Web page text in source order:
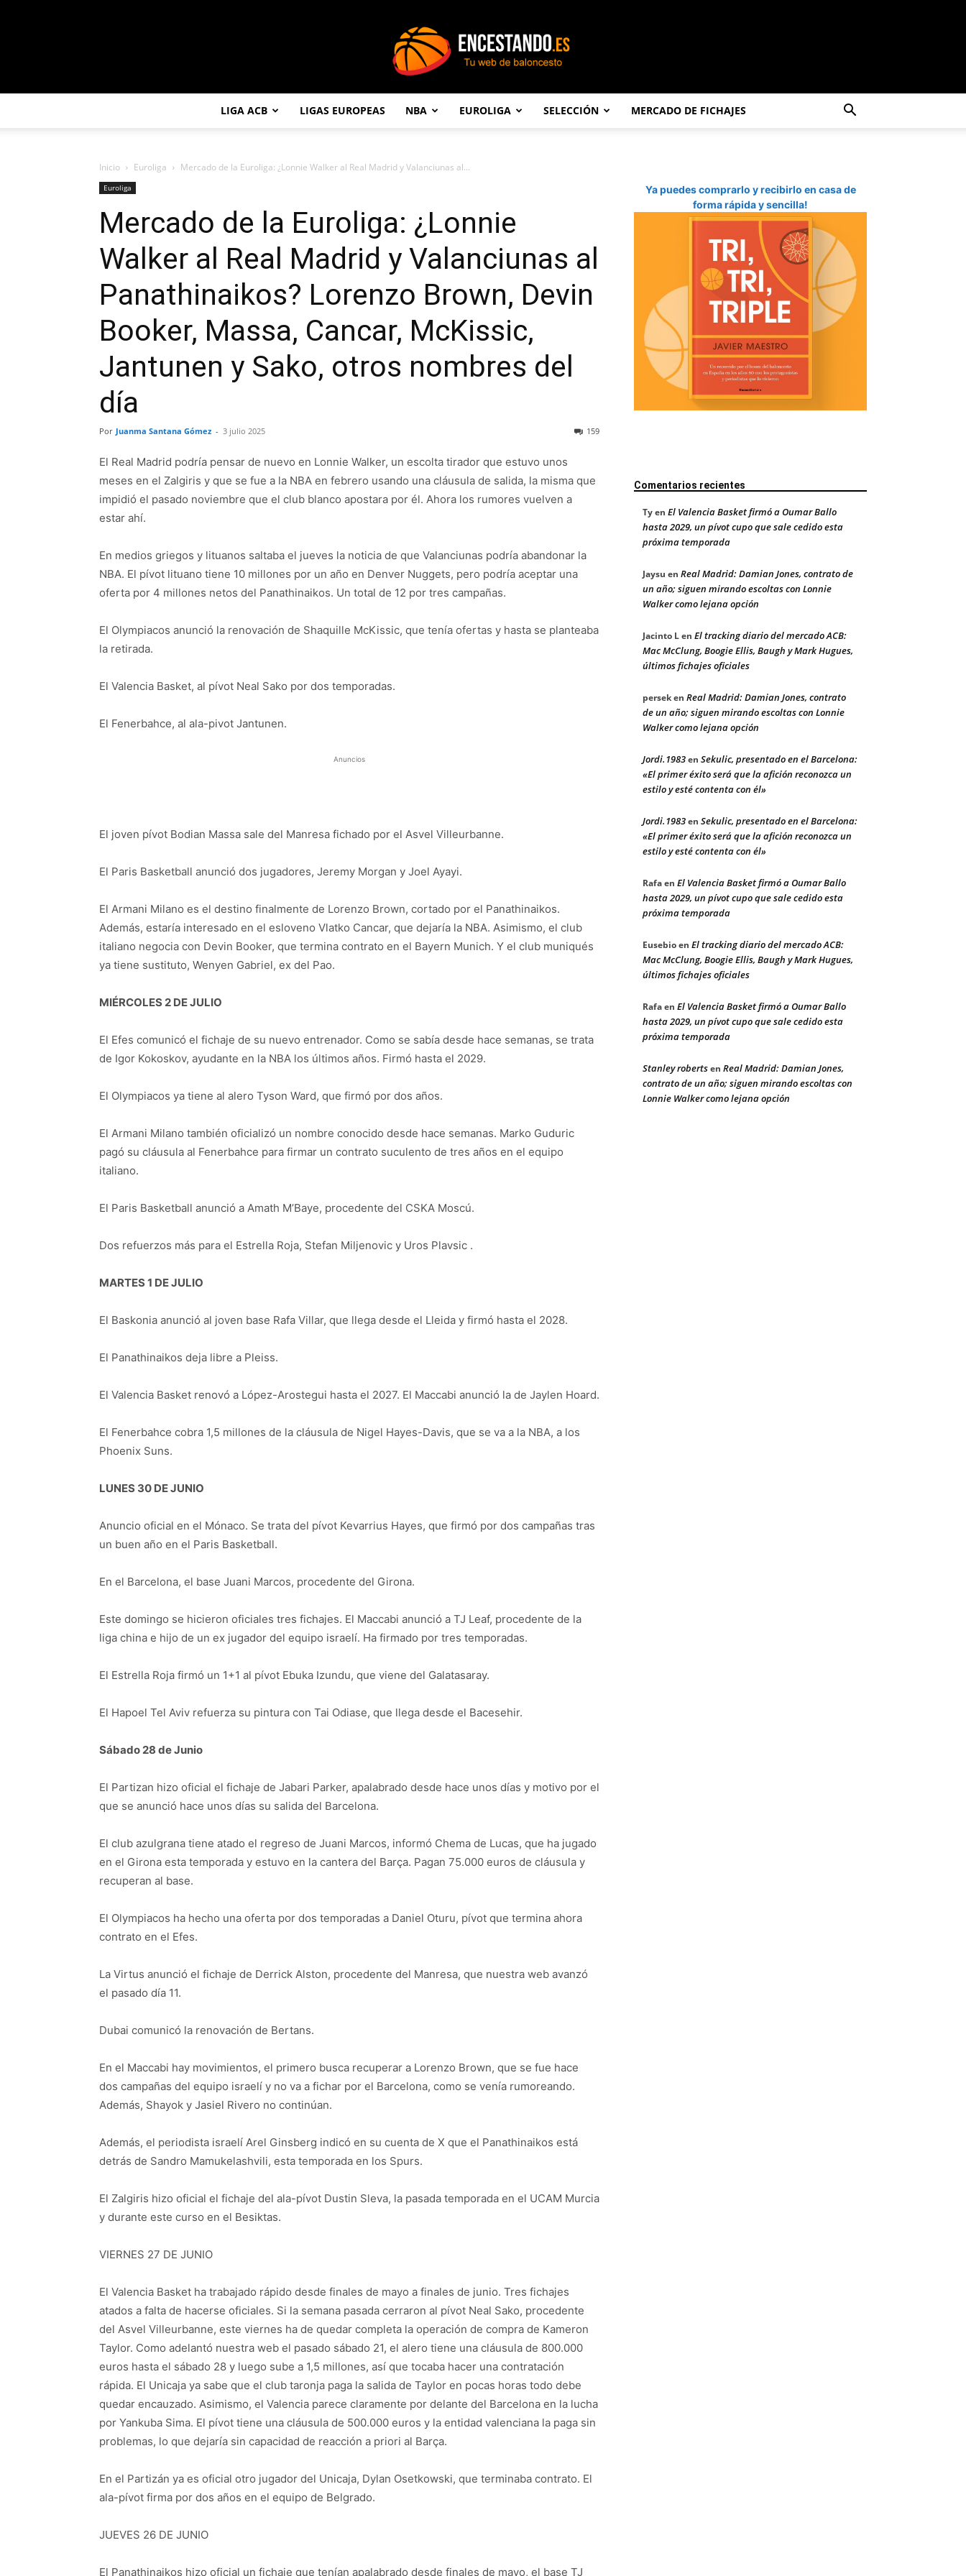
LIGA ACB LIGAS EUROPEAS NBA EUROLIGA SELECCIÓN MERCADO DE FICHAJES
Inicio Euroliga Mercado de la Euroliga: ¿Lonnie Walker al Real Madrid y Valanciunas al...
Euroliga
Mercado de la Euroliga: ¿Lonnie
Walker al Real Madrid y Valanciunas al
Panathinaikos? Lorenzo Brown, Devin
Booker, Massa, Cancar, McKissic,
Jantunen y Sako, otros nombres del
día
Por Juanma Santana Gómez - 3 julio 2025 159
El Real Madrid podría pensar de nuevo en Lonnie Walker, un escolta tirador que estuvo unos
meses en el Zalgiris y que se fue a la NBA en febrero usando una cláusula de salida, la misma que
impidió el pasado noviembre que el club blanco apostara por él. Ahora los rumores vuelven a
estar ahí.
En medios griegos y lituanos saltaba el jueves la noticia de que Valanciunas podría abandonar la
NBA. El pívot lituano tiene 10 millones por un año en Denver Nuggets, pero podría aceptar una
oferta por 4 millones netos del Panathinaikos. Un total de 12 por tres campañas.
El Olympiacos anunció la renovación de Shaquille McKissic, que tenía ofertas y hasta se planteaba
la retirada.
El Valencia Basket, al pívot Neal Sako por dos temporadas.
El Fenerbahce, al ala-pivot Jantunen.
Anuncios
El joven pívot Bodian Massa sale del Manresa fichado por el Asvel Villeurbanne.
El Paris Basketball anunció dos jugadores, Jeremy Morgan y Joel Ayayi.
El Armani Milano es el destino finalmente de Lorenzo Brown, cortado por el Panathinaikos.
Además, estaría interesado en el esloveno Vlatko Cancar, que dejaría la NBA. Asimismo, el club
italiano negocia con Devin Booker, que termina contrato en el Bayern Munich. Y el club muniqués
ya tiene sustituto, Wenyen Gabriel, ex del Pao.
MIÉRCOLES 2 DE JULIO
El Efes comunicó el fichaje de su nuevo entrenador. Como se sabía desde hace semanas, se trata
de Igor Kokoskov, ayudante en la NBA los últimos años. Firmó hasta el 2029.
El Olympiacos ya tiene al alero Tyson Ward, que firmó por dos años.
El Armani Milano también oficializó un nombre conocido desde hace semanas. Marko Guduric
pagó su cláusula al Fenerbahce para firmar un contrato suculento de tres años en el equipo
italiano.
El Paris Basketball anunció a Amath M’Baye, procedente del CSKA Moscú.
Dos refuerzos más para el Estrella Roja, Stefan Miljenovic y Uros Plavsic .
MARTES 1 DE JULIO
El Baskonia anunció al joven base Rafa Villar, que llega desde el Lleida y firmó hasta el 2028.
El Panathinaikos deja libre a Pleiss.
El Valencia Basket renovó a López-Arostegui hasta el 2027. El Maccabi anunció la de Jaylen Hoard.
El Fenerbahce cobra 1,5 millones de la cláusula de Nigel Hayes-Davis, que se va a la NBA, a los
Phoenix Suns.
LUNES 30 DE JUNIO
Anuncio oficial en el Mónaco. Se trata del pívot Kevarrius Hayes, que firmó por dos campañas tras
un buen año en el Paris Basketball.
En el Barcelona, el base Juani Marcos, procedente del Girona.
Este domingo se hicieron oficiales tres fichajes. El Maccabi anunció a TJ Leaf, procedente de la
liga china e hijo de un ex jugador del equipo israelí. Ha firmado por tres temporadas.
El Estrella Roja firmó un 1+1 al pívot Ebuka Izundu, que viene del Galatasaray.
El Hapoel Tel Aviv refuerza su pintura con Tai Odiase, que llega desde el Bacesehir.
Sábado 28 de Junio
El Partizan hizo oficial el fichaje de Jabari Parker, apalabrado desde hace unos días y motivo por el
que se anunció hace unos días su salida del Barcelona.
El club azulgrana tiene atado el regreso de Juani Marcos, informó Chema de Lucas, que ha jugado
en el Girona esta temporada y estuvo en la cantera del Barça. Pagan 75.000 euros de cláusula y
recuperan al base.
El Olympiacos ha hecho una oferta por dos temporadas a Daniel Oturu, pívot que termina ahora
contrato en el Efes.
La Virtus anunció el fichaje de Derrick Alston, procedente del Manresa, que nuestra web avanzó
el pasado día 11.
Dubai comunicó la renovación de Bertans.
En el Maccabi hay movimientos, el primero busca recuperar a Lorenzo Brown, que se fue hace
dos campañas del equipo israelí y no va a fichar por el Barcelona, como se venía rumoreando.
Además, Shayok y Jasiel Rivero no continúan.
Además, el periodista israelí Arel Ginsberg indicó en su cuenta de X que el Panathinaikos está
detrás de Sandro Mamukelashvili, esta temporada en los Spurs.
El Zalgiris hizo oficial el fichaje del ala-pívot Dustin Sleva, la pasada temporada en el UCAM Murcia
y durante este curso en el Besiktas.
VIERNES 27 DE JUNIO
El Valencia Basket ha trabajado rápido desde finales de mayo a finales de junio. Tres fichajes
atados a falta de hacerse oficiales. Si la semana pasada cerraron al pívot Neal Sako, procedente
del Asvel Villeurbanne, este viernes ha de quedar completa la operación de compra de Kameron
Taylor. Como adelantó nuestra web el pasado sábado 21, el alero tiene una cláusula de 800.000
euros hasta el sábado 28 y luego sube a 1,5 millones, así que tocaba hacer una contratación
rápida. El Unicaja ya sabe que el club taronja paga la salida de Taylor en pocas horas todo debe
quedar encauzado. Asimismo, el Valencia parece claramente por delante del Barcelona en la lucha
por Yankuba Sima. El pívot tiene una cláusula de 500.000 euros y la entidad valenciana la paga sin
problemas, lo que dejaría sin capacidad de reacción a priori al Barça.
En el Partizán ya es oficial otro jugador del Unicaja, Dylan Osetkowski, que terminaba contrato. El
ala-pívot firma por dos años en el equipo de Belgrado.
JUEVES 26 DE JUNIO
El Panathinaikos hizo oficial un fichaje que tenían apalabrado desde finales de mayo, el base TJ
Ya puedes comprarlo y recibirlo en casa de
forma rápida y sencilla!
Comentarios recientes
Tyen El Valencia Basket firmó a Oumar Ballo
hasta 2029, un pívot cupo que sale cedido esta
próxima temporada
Jaysu en Real Madrid: Damian Jones, contrato de
un año; siguen mirando escoltas con Lonnie
Walker como lejana opción
Jacinto Len El tracking diario del mercado ACB:
Mac McClung, Boogie Ellis, Baugh y Mark Hugues,
últimos fichajes oficiales
perseken Real Madrid: Damian Jones, contrato
de un año; siguen mirando escoltas con Lonnie
Walker como lejana opción
Jordi.1983en Sekulic, presentado en el Barcelona:
«El primer éxito será que la afición reconozca un
estilo y esté contenta con él»
Jordi.1983en Sekulic, presentado en el Barcelona:
«El primer éxito será que la afición reconozca un
estilo y esté contenta con él»
Rafaen El Valencia Basket firmó a Oumar Ballo
hasta 2029, un pívot cupo que sale cedido esta
próxima temporada
Eusebioen El tracking diario del mercado ACB:
Mac McClung, Boogie Ellis, Baugh y Mark Hugues,
últimos fichajes oficiales
Rafaen El Valencia Basket firmó a Oumar Ballo
hasta 2029, un pívot cupo que sale cedido esta
próxima temporada
Stanley robertsen Real Madrid: Damian Jones,
contrato de un año; siguen mirando escoltas con
Lonnie Walker como lejana opción